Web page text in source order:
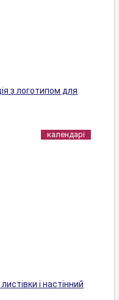
з логотипом для
календарі
листівки і настінний